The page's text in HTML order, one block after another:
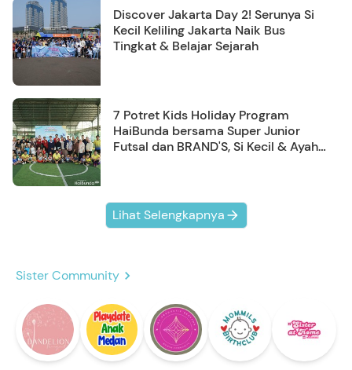
Discover Jakarta Day 2! Serunya Si
Kecil Keliling Jakarta Naik Bus
Tingkat & Belajar Sejarah
7 Potret Kids Holiday Program
HaiBunda bersama Super Junior
Futsal dan BRAND'S, Si Kecil & Ayah
Lihat Selengkapnya
Sister Community